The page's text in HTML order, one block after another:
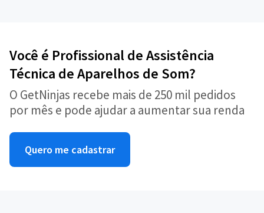
Você é Profissional de Assistência
Técnica de Aparelhos de Som?
O GetNinjas recebe mais de 250 mil pedidos
por mês e pode ajudar a aumentar sua renda
Quero me cadastrar